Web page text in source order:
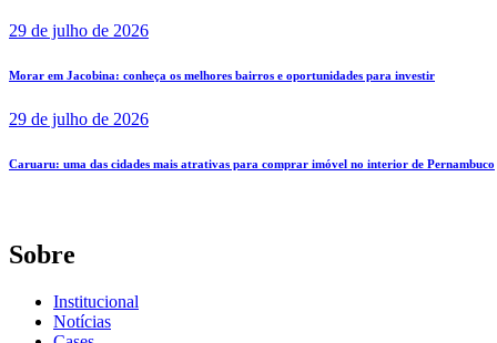
29 de julho de 2026
Morar em Jacobina: conheça os melhores bairros e oportunidades para investir
29 de julho de 2026
Caruaru: uma das cidades mais atrativas para comprar imóvel no interior de Pernambuco
Sobre
Institucional
Notícias